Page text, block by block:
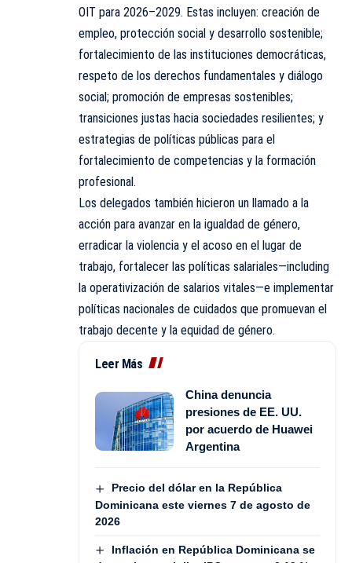
OIT para 2026–2029. Estas incluyen: creación de
empleo, protección social y desarrollo sostenible;
fortalecimiento de las instituciones democráticas,
respeto de los derechos fundamentales y diálogo
social; promoción de empresas sostenibles;
transiciones justas hacia sociedades resilientes; y
estrategias de políticas públicas para el
fortalecimiento de competencias y la formación
profesional.
Los delegados también hicieron un llamado a la
acción para avanzar en la igualdad de género,
erradicar la violencia y el acoso en el lugar de
trabajo, fortalecer las políticas salariales—including
la operativización de salarios vitales—e implementar
políticas nacionales de cuidados que promuevan el
trabajo decente y la equidad de género.
Leer Más
China denuncia
presiones de EE. UU.
por acuerdo de Huawei
Argentina
Precio del dólar en la República
Dominicana este viernes 7 de agosto de
2026
Inflación en República Dominicana se